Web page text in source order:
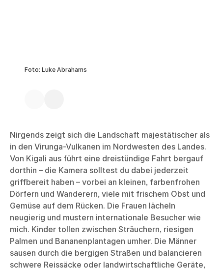
Foto: Luke Abrahams
Nirgends zeigt sich die Landschaft majestätischer als
in den Virunga-Vulkanen im Nordwesten des Landes.
Von Kigali aus führt eine dreistündige Fahrt bergauf
dorthin – die Kamera solltest du dabei jederzeit
griffbereit haben – vorbei an kleinen, farbenfrohen
Dörfern und Wanderern, viele mit frischem Obst und
Gemüse auf dem Rücken. Die Frauen lächeln
neugierig und mustern internationale Besucher wie
mich. Kinder tollen zwischen Sträuchern, riesigen
Palmen und Bananenplantagen umher. Die Männer
sausen durch die bergigen Straßen und balancieren
schwere Reissäcke oder landwirtschaftliche Geräte,